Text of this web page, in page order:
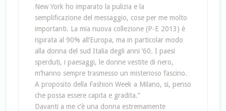
New York ho imparato la pulizia e la
semplificazione del messaggio, cose per me molto
importanti. La mia nuova collezione (P-E 2013) è
ispirata al 90% all’Europa, ma in particolar modo
alla donna del sud Italia degli anni ’60. I paesi
sperduti, i paesaggi, le donne vestite di nero,
m’hanno sempre trasmesso un misterioso fascino.
A proposito della Fashion Week a Milano, si, penso
che possa essere capita e gradita.”
Davanti a me c’è una donna estremamente